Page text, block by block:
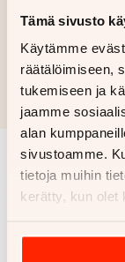
Tämä sivusto
Käytämme
räätälöimiseen,
tukemiseen ja
jaamme
alan
sivustoamme.
tietoja muihin
kerätty, kun olet